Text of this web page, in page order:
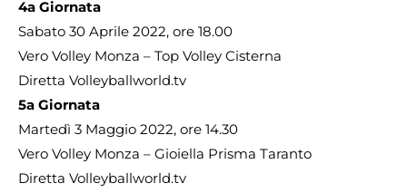
4a Giornata
Sabato 30 Aprile 2022, ore 18.00
Vero Volley Monza – Top Volley Cisterna
Diretta Volleyballworld.tv
5a Giornata
Martedì 3 Maggio 2022, ore 14.30
Vero Volley Monza – Gioiella Prisma Taranto
Diretta Volleyballworld.tv